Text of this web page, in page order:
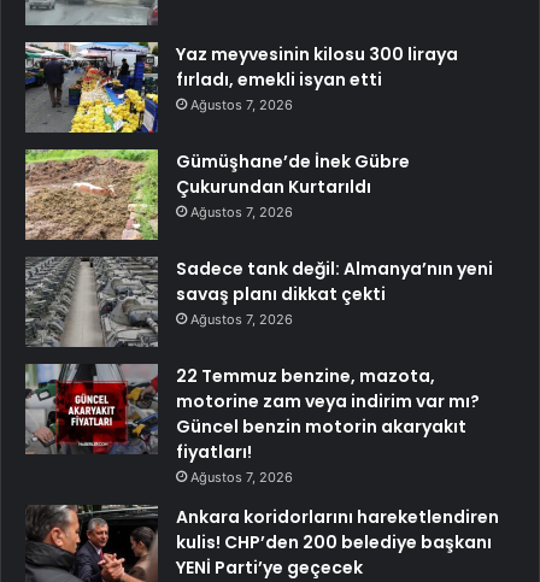
Yaz meyvesinin kilosu 300 liraya
fırladı, emekli isyan etti
Ağustos 7, 2026
Gümüşhane’de İnek Gübre
Çukurundan Kurtarıldı
Ağustos 7, 2026
Sadece tank değil: Almanya’nın yeni
savaş planı dikkat çekti
Ağustos 7, 2026
22 Temmuz benzine, mazota,
motorine zam veya indirim var mı?
Güncel benzin motorin akaryakıt
fiyatları!
Ağustos 7, 2026
Ankara koridorlarını hareketlendiren
kulis! CHP’den 200 belediye başkanı
YENİ Parti’ye geçecek